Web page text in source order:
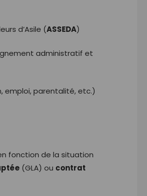
d’Asile (ASSEDA)
administratif et
parentalité, etc.)
fonction de la situation
(GLA) ou contrat